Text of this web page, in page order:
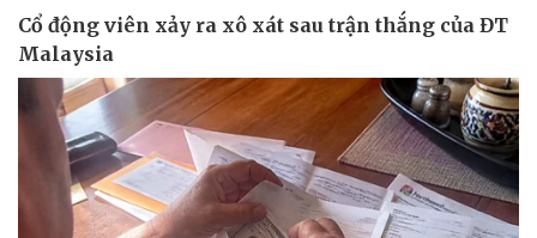
Thể thao
Bóng đá
Lịch thi đấu bóng đá
Thế giới thể thao
eSports
Hậu trường
Ô tô - Xe máy
Tư vấn